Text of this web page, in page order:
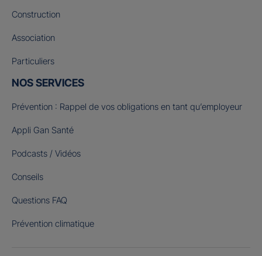
Construction
Association
Particuliers
NOS SERVICES
Prévention : Rappel de vos obligations en tant qu’employeur
Appli Gan Santé
Podcasts / Vidéos
Conseils
Questions FAQ
Prévention climatique